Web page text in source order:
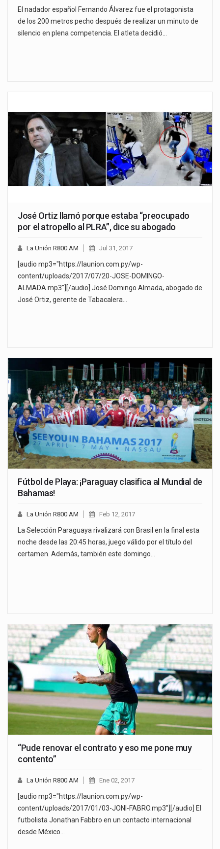
El nadador español Fernando Álvarez fue el protagonista
de los 200 metros pecho después de realizar un minuto de
silencio en plena competencia. El atleta decidió…
José Ortiz llamó porque estaba “preocupado
por el atropello al PLRA”, dice su abogado
La Unión R800 AM Jul 31, 2017
[audio mp3="https://launion.com.py/wp-
content/uploads/2017/07/20-JOSE-DOMINGO-
ALMADA.mp3"][/audio] José Domingo Almada, abogado de
José Ortiz, gerente de Tabacalera…
Fútbol de Playa: ¡Paraguay clasifica al Mundial de
Bahamas!
La Unión R800 AM Feb 12, 2017
La Selección Paraguaya rivalizará con Brasil en la final esta
noche desde las 20:45 horas, juego válido por el título del
certamen. Además, también este domingo…
“Pude renovar el contrato y eso me pone muy
contento”
La Unión R800 AM Ene 02, 2017
[audio mp3="https://launion.com.py/wp-
content/uploads/2017/01/03-JONI-FABRO.mp3"][/audio] El
futbolista Jonathan Fabbro en un contacto internacional
desde México…